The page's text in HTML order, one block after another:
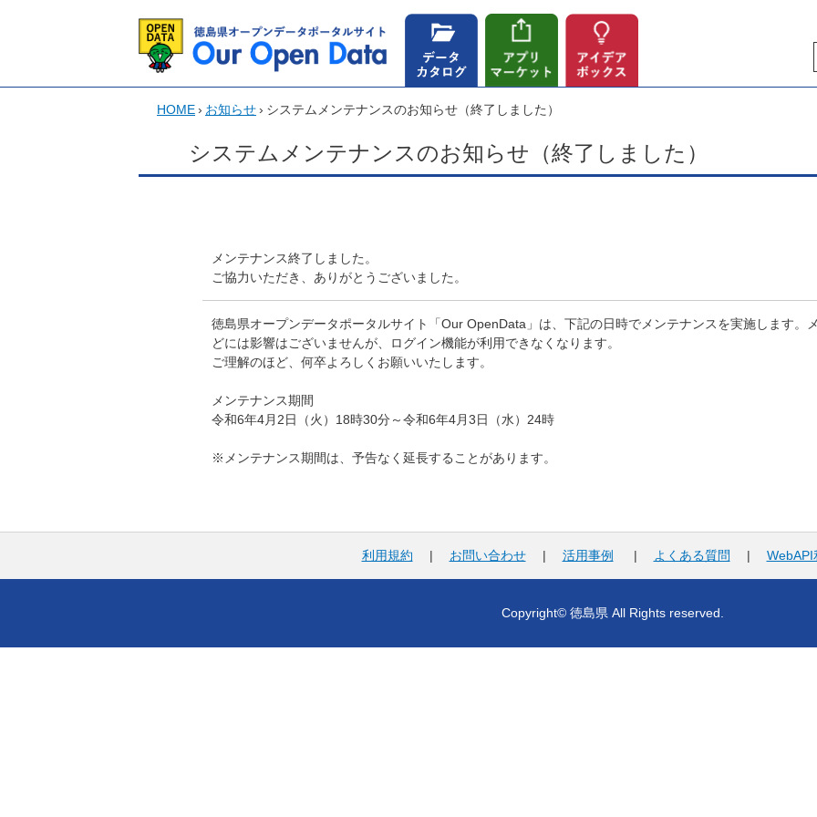
HOME› お知らせ› システムメンテナンスのお知らせ（終了しました）
システムメンテナンスのお知らせ（終了しました）
メンテナンス終了しました。
ご協力いただき、ありがとうございました。
徳島県オープンデータポータルサイト「Our OpenData」は、下記の日時でメンテナンスを実施します。
どには影響はございませんが、ログイン機能が利用できなくなります。
ご理解のほど、何卒よろしくお願いいたします。
メンテナンス期間
令和6年4月2日（火）18時30分～令和6年4月3日（水）24時
※メンテナンス期間は、予告なく延長することがあります。
利用規約 | お問い合わせ| 活用事例 | よくある質問 | WebAPI
Copyright© 徳島県 All Rights reserved.